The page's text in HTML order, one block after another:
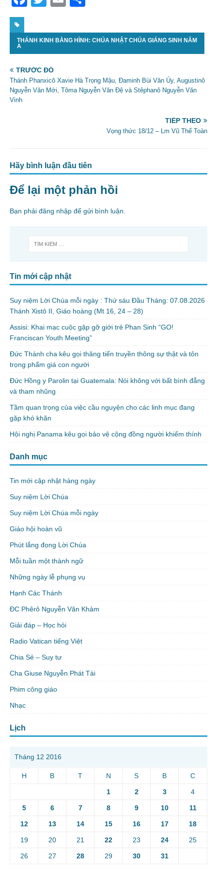
c
e
o
o
itt
er
ai
l
ar
e
THÁNH KINH BẰNG HÌNH: CHÚA NHẬT CHÚA GIÁNG SINH NĂM
A
TRƯỚC ĐÓ
Thánh Phanxicô Xavie Hà Trọng Mậu, Đaminh Bùi Văn Úy, Augustinô
Nguyễn Văn Mới, Tôma Nguyễn Văn Đệ và Stêphanô Nguyễn Văn
Vinh
TIẾP THEO
Vọng thức 18/12 – Lm Vũ Thế Toàn
Hãy bình luận đầu tiên
Để lại một phản hồi
Bạn phải đăng nhập để gửi bình luận.
Tin mới cập nhật
Suy niệm Lời Chúa mỗi ngày : Thứ sáu Đầu Tháng: 07.08.2026
Thánh Xistô II, Giáo hoàng (Mt 16, 24 – 28)
Assisi: Khai mạc cuộc gặp gỡ giới trẻ Phan Sinh “GO!
Franciscan Youth Meeting”
Đức Thánh cha kêu gọi thăng tiến truyền thông sự thật và tôn
trọng phẩm giá con người
Đức Hồng y Parolin tại Guatemala: Nói không với bất bình đẳng
và tham nhũng
Tầm quan trọng của việc cầu nguyện cho các linh mục đang
gặp khó khăn
Hội nghị Panama kêu gọi bảo vệ cộng đồng người khiếm thính
Danh mục
Tin mới cập nhật hàng ngày
Suy niệm Lời Chúa
Suy niệm Lời Chúa mỗi ngày
Giáo hội hoàn vũ
Phút lắng đọng Lời Chúa
Mỗi tuần một thành ngữ
Những ngày lễ phụng vụ
Hạnh Các Thánh
ĐC Phêrô Nguyễn Văn Khảm
Giải đáp – Học hỏi
Radio Vatican tiếng Việt
Chia Sẻ – Suy tư
Cha Giuse Nguyễn Phát Tài
Phim công giáo
Nhạc
Lịch
Tháng 12 2016
H B T N S B C
1 2 3 4
5 6 7 8 9 10 11
12 13 14 15 16 17 18
19 20 21 22 23 24 25
26 27 28 29 30 31